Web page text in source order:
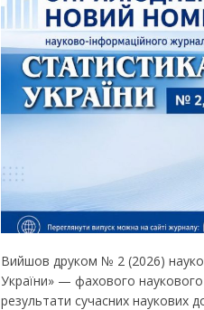
Вийшов друком № 2 (2026)
України» — фахового
результати сучасних наукових